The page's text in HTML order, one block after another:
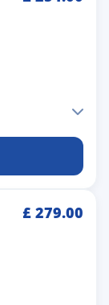
£ 279.00